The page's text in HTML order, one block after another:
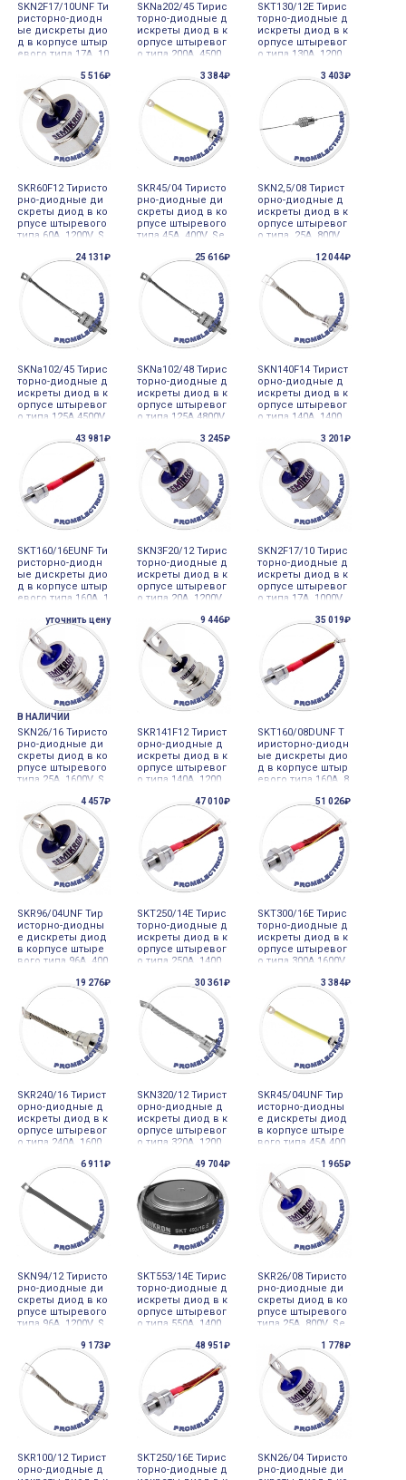
SKN2F17/10UNF Ти
ристорно-диодн
ые дискреты дио
д в корпусе штыр
евого типа 17A 10
SKNa202/45 Тирис
торно-диодные д
искреты диод в к
орпусе штыревог
о типа 200A 4500
SKT130/12E Тирис
торно-диодные д
искреты диод в к
орпусе штыревог
о типа 130A 1200
5 516₽
SKR60F12 Тиристо
рно-диодные ди
скреты диод в ко
рпусе штыревого
типа 60A 1200V, S
3 384₽
SKR45/04 Тиристо
рно-диодные ди
скреты диод в ко
рпусе штыревого
типа 45A 400V, Se
3 403₽
SKN2,5/08 Тирист
орно-диодные д
искреты диод в к
орпусе штыревог
о типа 25A 800V,
24 131₽
SKNa102/45 Тирис
торно-диодные д
искреты диод в к
орпусе штыревог
о типа 125A 4500V,
25 616₽
SKNa102/48 Тирис
торно-диодные д
искреты диод в к
орпусе штыревог
о типа 125A 4800V,
12 044₽
SKN140F14 Тирист
орно-диодные д
искреты диод в к
орпусе штыревог
о типа 140A 1400
43 981₽
SKT160/16EUNF Ти
ристорно-диодн
ые дискреты дио
д в корпусе штыр
евого типа 160A 1
3 245₽
SKN3F20/12 Тирис
торно-диодные д
искреты диод в к
орпусе штыревог
о типа 20A 1200V,
3 201₽
SKN2F17/10 Тирис
торно-диодные д
искреты диод в к
орпусе штыревог
о типа 17A 1000V,
уточнить цену
В НАЛИЧИИ
SKN26/16 Тиристо
рно-диодные ди
скреты диод в ко
рпусе штыревого
типа 25A 1600V, S
9 446₽
SKR141F12 Тирист
орно-диодные д
искреты диод в к
орпусе штыревог
о типа 140A 1200
35 019₽
SKT160/08DUNF Т
иристорно-диодн
ые дискреты дио
д в корпусе штыр
евого типа 160A 8
4 457₽
SKR96/04UNF Тир
исторно-диодны
е дискреты диод
в корпусе штыре
вого типа 96A 400
47 010₽
SKT250/14E Тирис
торно-диодные д
искреты диод в к
орпусе штыревог
о типа 250A 1400
51 026₽
SKT300/16E Тирис
торно-диодные д
искреты диод в к
орпусе штыревог
о типа 300A 1600V,
19 276₽
SKR240/16 Тирист
орно-диодные д
искреты диод в к
орпусе штыревог
о типа 240A 1600
30 361₽
SKN320/12 Тирист
орно-диодные д
искреты диод в к
орпусе штыревог
о типа 320A 1200
3 384₽
SKR45/04UNF Тир
исторно-диодны
е дискреты диод
в корпусе штыре
вого типа 45A 400
6 911₽
SKN94/12 Тиристо
рно-диодные ди
скреты диод в ко
рпусе штыревого
типа 96A 1200V, S
49 704₽
SKT553/14E Тирис
торно-диодные д
искреты диод в к
орпусе штыревог
о типа 550A 1400
1 965₽
SKR26/08 Тиристо
рно-диодные ди
скреты диод в ко
рпусе штыревого
типа 25A 800V, Se
9 173₽
SKR100/12 Тирист
орно-диодные д
48 951₽
SKT250/16E Тирис
торно-диодные д
1 778₽
SKN26/04 Тиристо
рно-диодные ди